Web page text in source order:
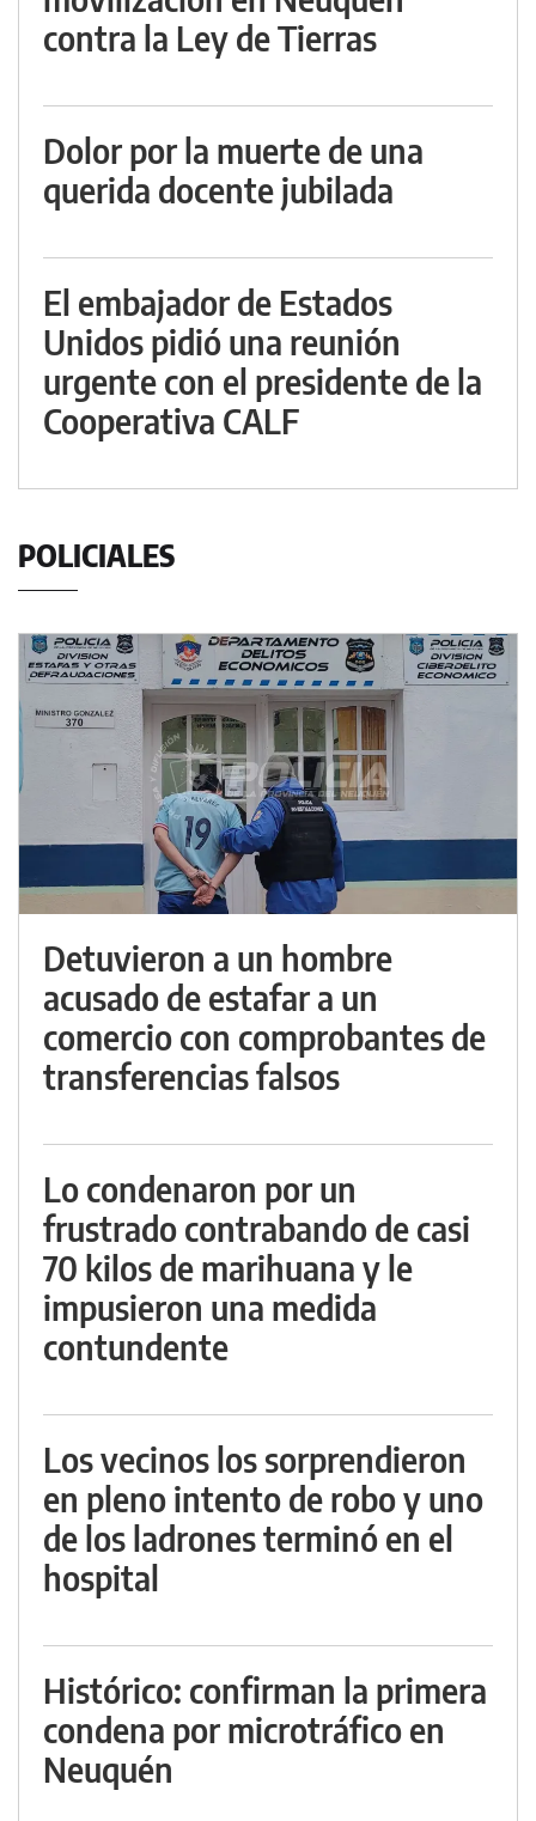
contra la Ley de Tierras
Dolor por la muerte de una
querida docente jubilada
El embajador de Estados
Unidos pidió una reunión
urgente con el presidente de la
Cooperativa CALF
POLICIALES
Detuvieron a un hombre
acusado de estafar a un
comercio con comprobantes de
transferencias falsos
Lo condenaron por un
frustrado contrabando de casi
70 kilos de marihuana y le
impusieron una medida
contundente
Los vecinos los sorprendieron
en pleno intento de robo y uno
de los ladrones terminó en el
hospital
Histórico: confirman la primera
condena por microtráfico en
Neuquén